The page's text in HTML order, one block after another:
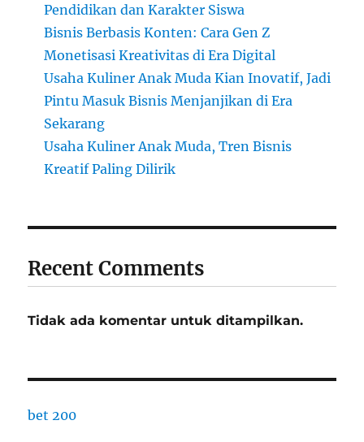
Pendidikan dan Karakter Siswa
Bisnis Berbasis Konten: Cara Gen Z
Monetisasi Kreativitas di Era Digital
Usaha Kuliner Anak Muda Kian Inovatif, Jadi
Pintu Masuk Bisnis Menjanjikan di Era
Sekarang
Usaha Kuliner Anak Muda, Tren Bisnis
Kreatif Paling Dilirik
Recent Comments
Tidak ada komentar untuk ditampilkan.
bet 200